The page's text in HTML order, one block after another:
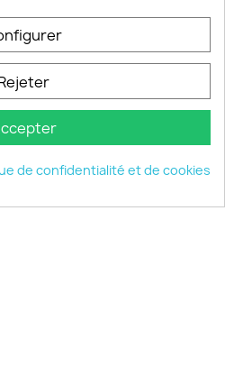


keyboard_arrow_down
de confidentialité et de cookies